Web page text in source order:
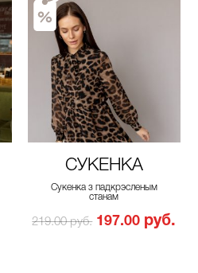
СУКЕНКА
Сукенка з падкрэсленым
станам
219.00 руб. 197.00 руб.